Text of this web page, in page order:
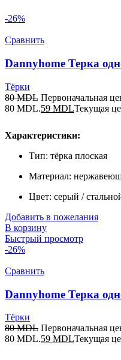
-26%
Сравнить
Dannyhome Терка
Тёрки
80MDL Первоначальная
80 MDL.59 MDLТекущая
Характеристики:
Тип: тёрка плоская
Материал:
Цвет: серый /
Добавить в пожелания
В корзину
Быстрый просмотр
-26%
Сравнить
Dannyhome Терка
Тёрки
80MDL Первоначальная
80 MDL.59 MDLТекущая